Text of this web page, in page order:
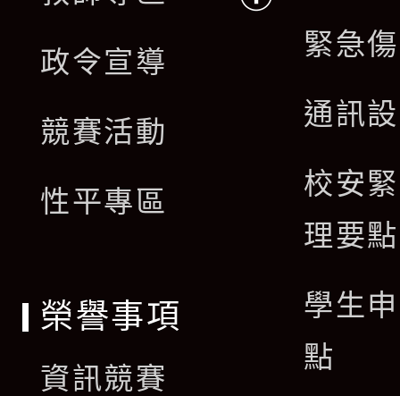
開
政令宣導
競賽活動
性平專區
緊急
通訊
校安
理要點
學生
點
榮譽事項
資訊競賽